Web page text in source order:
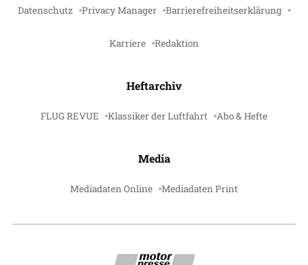
Datenschutz Privacy Manager Barrierefreiheitserklärung
Karriere Redaktion
Heftarchiv
FLUG REVUE Klassiker der Luftfahrt Abo & Hefte
Media
Mediadaten Online Mediadaten Print